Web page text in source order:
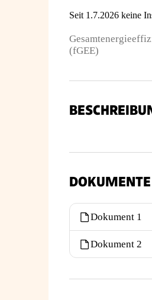
Seit 1.7.2026 keine
(fGEE)
DOKUMENTE
Dokument 1
Dokument 2